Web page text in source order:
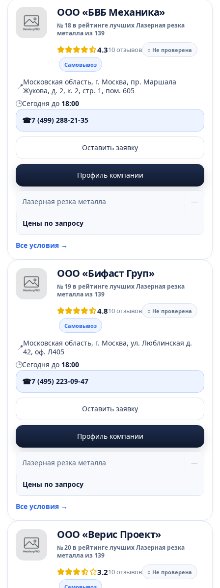
ООО «БВБ Механика»
№ 18 в рейтинге лучших Лазерная резка
металла из 139
4.310 отзывов
○ Не проверена
Самовывоз
📍Московская область, г. Москва, пр. Маршала
Жукова, д. 2, к. 2, стр. 1, пом. 605
🕒Сегодня до 18:00
☎7 (499) 288-21-35
Оставить заявку
Профиль компании
Лазерная резка металла —
Цены по запросу
Все условия →
ООО «Бифаст Груп»
№ 19 в рейтинге лучших Лазерная резка
металла из 139
4.810 отзывов
○ Не проверена
Самовывоз
📍Московская область, г. Москва, ул. Люблинская д.
42, оф. Л405
🕒Сегодня до 18:00
☎7 (495) 223-09-47
Оставить заявку
Профиль компании
Лазерная резка металла —
Цены по запросу
Все условия →
ООО «Верис Проект»
№ 20 в рейтинге лучших Лазерная резка
металла из 139
3.210 отзывов
○ Не проверена
Самовывоз